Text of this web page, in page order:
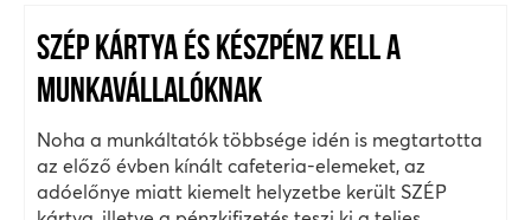
SZÉP KÁRTYA ÉS KÉSZPÉNZ KELL A
MUNKAVÁLLALÓKNAK
Noha a munkáltatók többsége idén is megtartotta
az előző évben kínált cafeteria-elemeket, az
adóelőnye miatt kiemelt helyzetbe került SZÉP